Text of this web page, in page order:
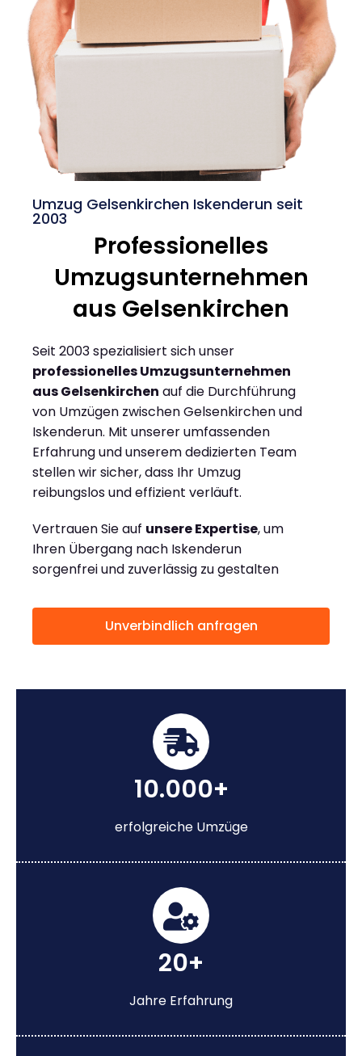
Umzug Gelsenkirchen Iskenderun seit
2003
Professionelles
Umzugsunternehmen
aus Gelsenkirchen
Seit 2003 spezialisiert sich unser
professionelles Umzugsunternehmen
aus Gelsenkirchen auf die Durchführung
von Umzügen zwischen Gelsenkirchen und
Iskenderun. Mit unserer umfassenden
Erfahrung und unserem dedizierten Team
stellen wir sicher, dass Ihr Umzug
reibungslos und effizient verläuft.
Vertrauen Sie auf unsere Expertise, um
Ihren Übergang nach Iskenderun
sorgenfrei und zuverlässig zu gestalten
Unverbindlich anfragen
10.000+
erfolgreiche Umzüge
20+
Jahre Erfahrung